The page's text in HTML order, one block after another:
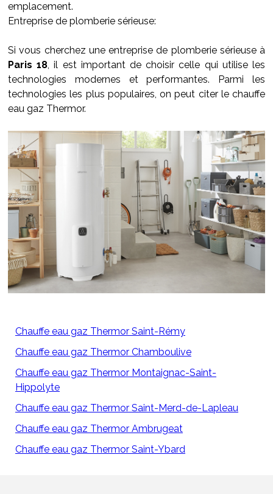
emplacement.
Entreprise de plomberie sérieuse:
Si vous cherchez une entreprise de plomberie sérieuse à
Paris 18, il est important de choisir celle qui utilise les
technologies modernes et performantes. Parmi les
technologies les plus populaires, on peut citer le chauffe
eau gaz Thermor.
Chauffe eau gaz Thermor Saint-Rémy
Chauffe eau gaz Thermor Chamboulive
Chauffe eau gaz Thermor Montaignac-Saint-
Hippolyte
Chauffe eau gaz Thermor Saint-Merd-de-Lapleau
Chauffe eau gaz Thermor Ambrugeat
Chauffe eau gaz Thermor Saint-Ybard